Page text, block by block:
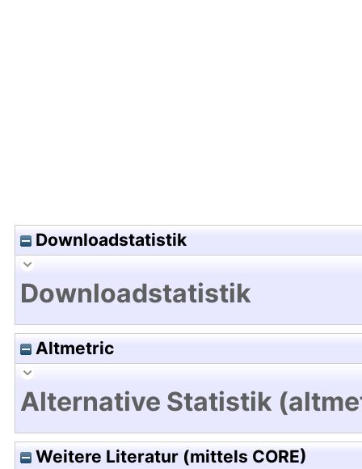
Downloadstatistik
Downloadstatistik
Altmetric
Alternative Statistik
Weitere Literatur (mittels CORE)